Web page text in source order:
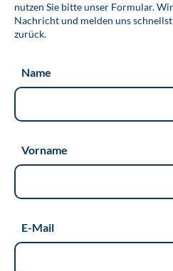
nutzen Sie bitte unser Formular.
Nachricht und melden uns
zurück.
Name
Vorname
E-Mail